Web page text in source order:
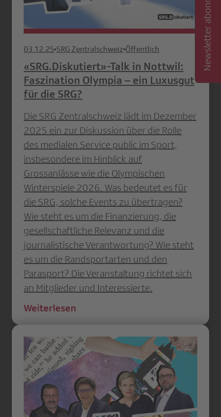
03.12.25 SRG Zentralschweiz Öffentlich
«SRG.Diskutiert»-Talk in Nottwil:
Faszination Olympia – ein Luxusgut
für die SRG?
Die SRG Zentralschweiz lädt im Dezember
2025 ein zur Diskussion über die Rolle
des medialen Service public im Sport,
insbesondere im Hinblick auf
Grossanlässe wie die Olympischen
Winterspiele 2026. Was bedeutet es für
die SRG, solche Events zu übertragen?
Wie steht es um die Finanzierung, die
gesellschaftliche Relevanz und die
journalistische Verantwortung? Wie steht
es um die Randsportarten und den
Parasport? Die Veranstaltung richtet sich
an Mitglieder und Interessierte.
Weiterlesen
Newsletter abonnieren